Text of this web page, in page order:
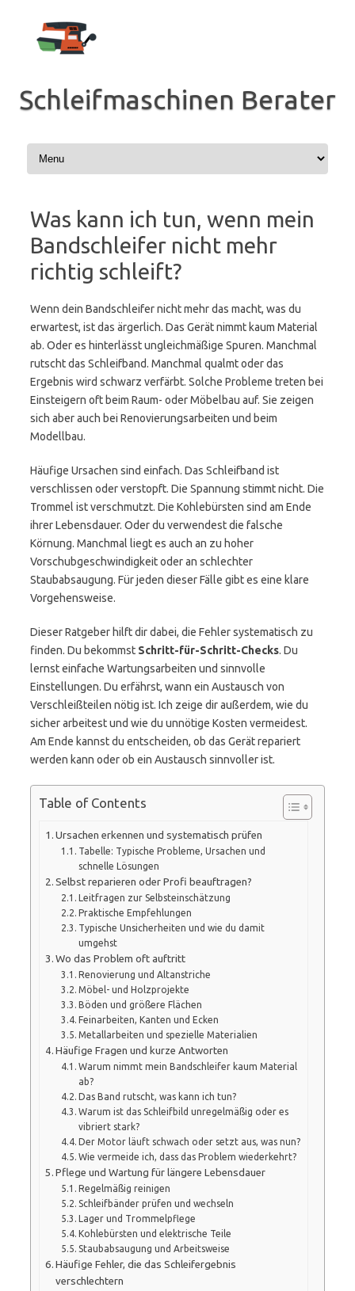
springen
Schleifmaschinen Berater
Was kann ich tun, wenn mein
Bandschleifer nicht mehr
richtig schleift?
Wenn dein Bandschleifer nicht mehr das macht, was du
erwartest, ist das ärgerlich. Das Gerät nimmt kaum Material
ab. Oder es hinterlässt ungleichmäßige Spuren. Manchmal
rutscht das Schleifband. Manchmal qualmt oder das
Ergebnis wird schwarz verfärbt. Solche Probleme treten bei
Einsteigern oft beim Raum- oder Möbelbau auf. Sie zeigen
sich aber auch bei Renovierungsarbeiten und beim
Modellbau.
Häufige Ursachen sind einfach. Das Schleifband ist
verschlissen oder verstopft. Die Spannung stimmt nicht. Die
Trommel ist verschmutzt. Die Kohlebürsten sind am Ende
ihrer Lebensdauer. Oder du verwendest die falsche
Körnung. Manchmal liegt es auch an zu hoher
Vorschubgeschwindigkeit oder an schlechter
Staubabsaugung. Für jeden dieser Fälle gibt es eine klare
Vorgehensweise.
Dieser Ratgeber hilft dir dabei, die Fehler systematisch zu
finden. Du bekommst Schritt-für-Schritt-Checks. Du
lernst einfache Wartungsarbeiten und sinnvolle
Einstellungen. Du erfährst, wann ein Austausch von
Verschleißteilen nötig ist. Ich zeige dir außerdem, wie du
sicher arbeitest und wie du unnötige Kosten vermeidest.
Am Ende kannst du entscheiden, ob das Gerät repariert
werden kann oder ob ein Austausch sinnvoller ist.
Table of Contents
Ursachen erkennen und systematisch prüfen
Tabelle: Typische Probleme, Ursachen und
schnelle Lösungen
Selbst reparieren oder Profi beauftragen?
Leitfragen zur Selbsteinschätzung
Praktische Empfehlungen
Typische Unsicherheiten und wie du damit
umgehst
Wo das Problem oft auftritt
Renovierung und Altanstriche
Möbel- und Holzprojekte
Böden und größere Flächen
Feinarbeiten, Kanten und Ecken
Metallarbeiten und spezielle Materialien
Häufige Fragen und kurze Antworten
Warum nimmt mein Bandschleifer kaum Material
ab?
Das Band rutscht, was kann ich tun?
Warum ist das Schleifbild unregelmäßig oder es
vibriert stark?
Der Motor läuft schwach oder setzt aus, was nun?
Wie vermeide ich, dass das Problem wiederkehrt?
Pflege und Wartung für längere Lebensdauer
Regelmäßig reinigen
Schleifbänder prüfen und wechseln
Lager und Trommelpflege
Kohlebürsten und elektrische Teile
Staubabsaugung und Arbeitsweise
Häufige Fehler, die das Schleifergebnis
verschlechtern